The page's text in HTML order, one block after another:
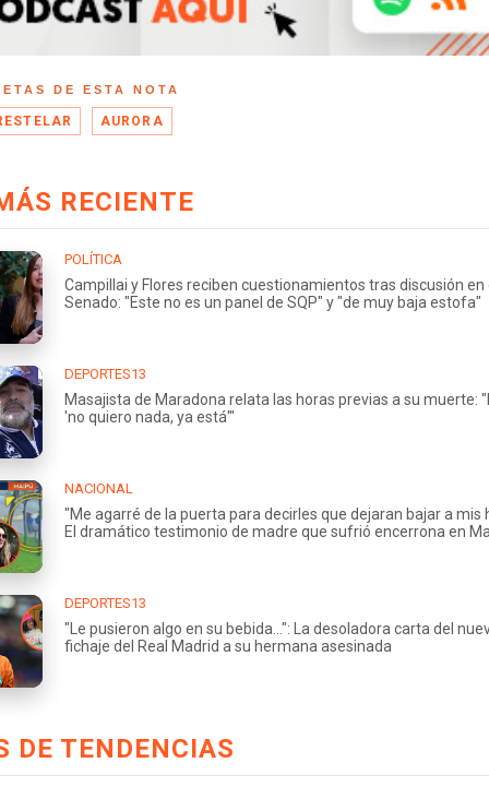
DE ESTA NOTA
AURORA
RECIENTE
POLÍTICA
Campillai y Flores reciben cuestionamientos tras discusión en
Senado: "Este no es un panel de SQP" y "de muy baja estofa"
DEPORTES13
Masajista de Maradona relata las horas previas a su muerte:
'no quiero nada, ya está'"
NACIONAL
"Me agarré de la puerta para decirles que dejaran bajar a mis
El dramático testimonio de madre que sufrió encerrona en
DEPORTES13
"Le pusieron algo en su bebida...": La desoladora carta del
fichaje del Real Madrid a su hermana asesinada
DE TENDENCIAS